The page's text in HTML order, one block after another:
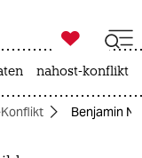

taz zahl ich
nahost-konflikt
Benjamin